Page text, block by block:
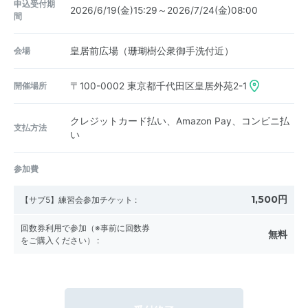
申込受付期
間
2026/6/19(金)15:29～2026/7/24(金)08:00
会場 皇居前広場（珊瑚樹公衆御手洗付近）
開催場所 〒100-0002 東京都千代田区皇居外苑2-1
支払方法
クレジットカード払い、Amazon Pay、コンビニ払
い
参加費
【サブ5】練習会参加チケット : 1,500円
回数券利用で参加（※事前に回数券
をご購入ください） : 無料